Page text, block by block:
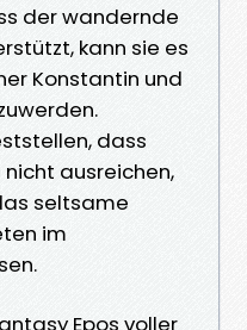
der wandernde
kann sie es
Konstantin und
dass
ausreichen,
seltsame
im
Epos voller